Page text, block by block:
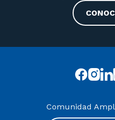
Comunidad